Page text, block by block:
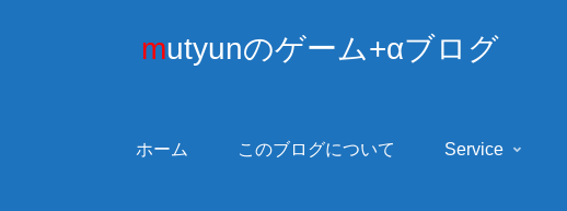
mutyunのゲーム+αブログ
ホーム このブログについて Service